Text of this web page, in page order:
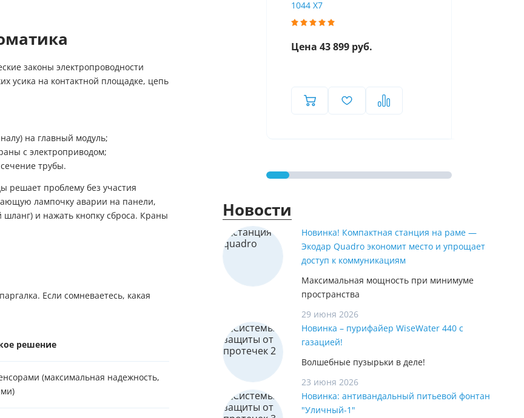
законы электропроводности
усика на контактной площадке, цепь
на главный модуль;
с электроприводом;
трубы.
решает проблему без участия
лампочку аварии на панели,
и нажать кнопку сброса. Краны
Если сомневаетесь, какая
решение
(максимальная надежность,
1044 X7
Цена 43 899 руб.
Новости
Новинка! Компактная станция на раме —
Экодар Quadro экономит место и упрощает
доступ к коммуникациям
Максимальная мощность при минимуме
пространства
29 июня 2026
Новинка – пурифайер WiseWater 440 с
газацией!
Волшебные пузырьки в деле!
23 июня 2026
Новинка: антивандальный питьевой фонтан
"Уличный-1"